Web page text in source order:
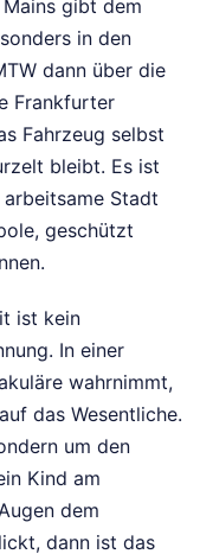
gibt dem
in den
dann über die
Frankfurter
Fahrzeug selbst
bleibt. Es ist
Stadt
geschützt
ist kein
In einer
wahrnimmt,
das Wesentliche.
um den
Kind am
dem
dann ist das